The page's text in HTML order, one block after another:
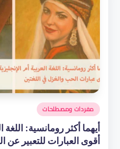
نُشر
في
مفردات ومصطلحات
أيهما أكثر رومانسية: اللغة
أقوى العبارات للتعبير عن